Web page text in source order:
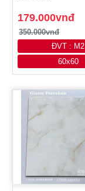
179.000vnđ
350.000vnđ
ĐVT : M2
60x60